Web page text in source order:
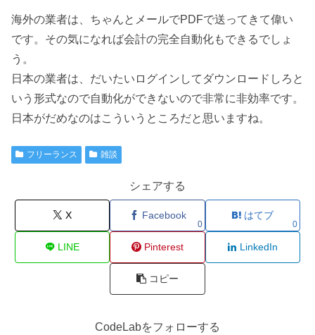
海外の業者は、ちゃんとメールでPDFで送ってきて偉い
です。その気になれば会計の完全自動化もできるでしょ
う。
日本の業者は、だいたいログインしてダウンロードしろと
いう形式なので自動化ができないので非常に非効率です。
日本がだめなのはこういうところだと思いますね。
フリーランス 雑談
シェアする
X Facebook
0
はてブ
0
LINE Pinterest LinkedIn
コピー
CodeLabをフォローする